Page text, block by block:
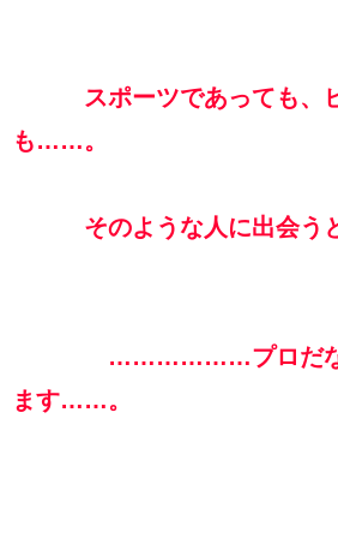
スポーツであっても、ビ
も……。
そのような人に出会う
………………プロだなぁ
ます……。